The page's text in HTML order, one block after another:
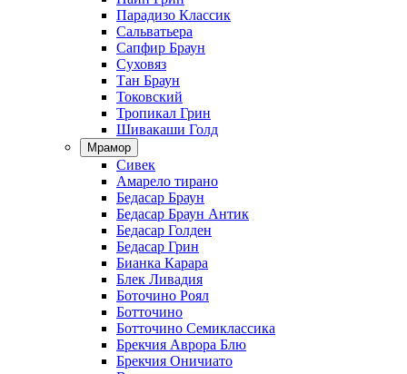
Парадизо Классик
Сальватьера
Сапфир Браун
Суховяз
Тан Браун
Токовский
Тропикал Грин
Шивакаши Голд
Мрамор
Сивек
Амарело тирано
Бедасар Браун
Бедасар Браун Антик
Бедасар Голден
Бедасар Грин
Бианка Карара
Блек Ливадия
Боточино Роял
Ботточино
Ботточино Семиклассика
Брекчия Аврора Блю
Брекчия Оничиато